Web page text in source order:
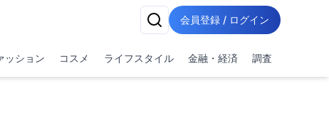
会員登録 / ログイン
ッション コスメ ライフスタイル 金融・経済 調査